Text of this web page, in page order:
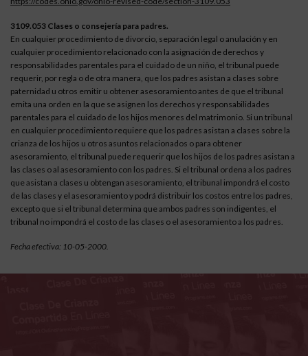
3109.053 Clases o consejería para padres.
En cualquier procedimiento de divorcio, separación legal o anulación y en
cualquier procedimiento relacionado con la asignación de derechos y
responsabilidades parentales para el cuidado de un niño, el tribunal puede
requerir, por regla o de otra manera, que los padres asistan a clases sobre
paternidad u otros emitir u obtener asesoramiento antes de que el tribunal
emita una orden en la que se asignen los derechos y responsabilidades
parentales para el cuidado de los hijos menores del matrimonio. Si un tribunal
en cualquier procedimiento requiere que los padres asistan a clases sobre la
crianza de los hijos u otros asuntos relacionados o para obtener
asesoramiento, el tribunal puede requerir que los hijos de los padres asistan a
las clases o al asesoramiento con los padres. Si el tribunal ordena a los padres
que asistan a clases u obtengan asesoramiento, el tribunal impondrá el costo
de las clases y el asesoramiento y podrá distribuir los costos entre los padres,
excepto que si el tribunal determina que ambos padres son indigentes, el
tribunal no impondrá el costo de las clases o el asesoramiento a los padres.
Fecha efectiva: 10-05-2000.